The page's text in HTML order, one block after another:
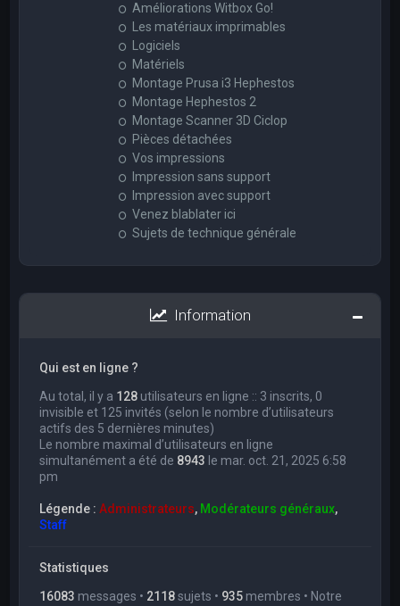
Améliorations Witbox Go!
Les matériaux imprimables
Logiciels
Matériels
Montage Prusa i3 Hephestos
Montage Hephestos 2
Montage Scanner 3D Ciclop
Pièces détachées
Vos impressions
Impression sans support
Impression avec support
Venez blablater ici
Sujets de technique générale
Information
Qui est en ligne ?
Au total, il y a 128 utilisateurs en ligne :: 3 inscrits, 0
invisible et 125 invités (selon le nombre d’utilisateurs
actifs des 5 dernières minutes)
Le nombre maximal d’utilisateurs en ligne
simultanément a été de 8943 le mar. oct. 21, 2025 6:58
pm
Légende :Administrateurs, Modérateurs généraux,
Staff
Statistiques
16083 messages • 2118sujets • 935 membres • Notre